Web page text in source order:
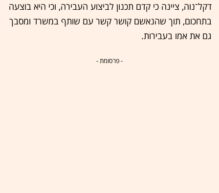
דקל־נוה, ציינה כי קדם תכנון לביצוע העבירה, וכי היא בוצעה
בתחכום, תוך שהנאשם קושר קשר עם שותף במשרד ומסבך
גם את אמו בעבירות.
- פרסומת -